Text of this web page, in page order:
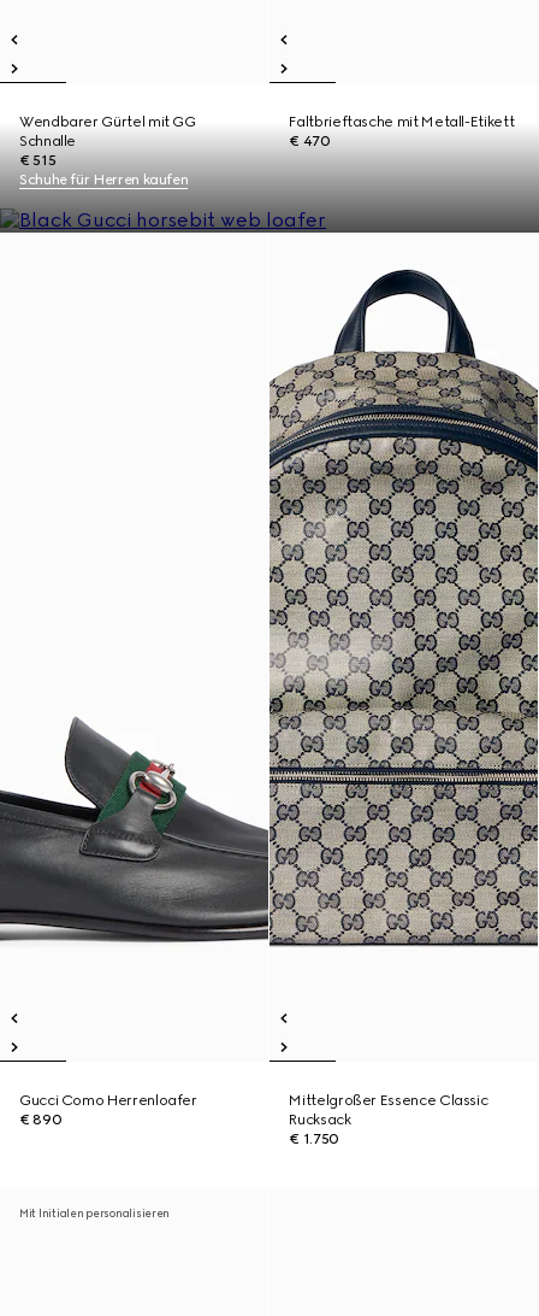
Wendbarer Gürtel mit GG
Schnalle
€ 515
Faltbrieftasche mit Metall-Etikett
€ 470
Schuhe für Herren kaufen
Gucci Como Herrenloafer
€ 890
Mittelgroßer Essence Classic
Rucksack
€ 1.750
Mit Initialen personalisieren